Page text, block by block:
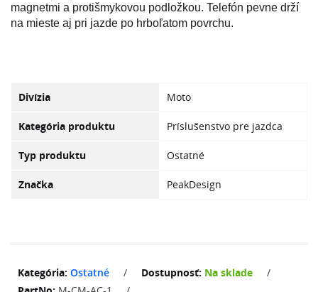
magnetmi a protišmykovou podložkou. Telefón pevne drží
na mieste aj pri jazde po hrboľatom povrchu.
Divízia Moto
Kategória produktu Príslušenstvo pre jazdca
Typ produktu Ostatné
Značka PeakDesign
Kategória: Ostatné / Dostupnosť: Na sklade
/